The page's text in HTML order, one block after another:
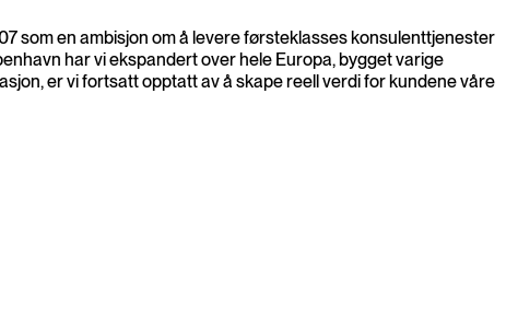
som en ambisjon om å levere førsteklasses konsulenttjenester
har vi ekspandert over hele Europa, bygget varige
er vi fortsatt opptatt av å skape reell verdi for kundene våre